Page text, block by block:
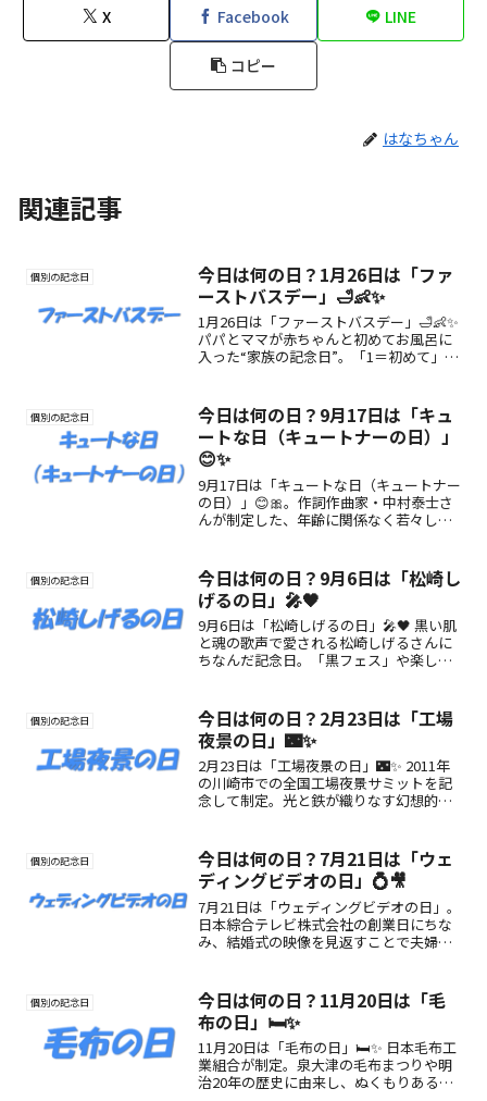
X Facebook LINE
コピー
はなちゃん
関連記事
個別の記念日
今日は何の日？1月26日は「ファ
ーストバスデー」🛁👶✨
1月26日は「ファーストバスデー」🛁👶✨
パパとママが赤ちゃんと初めてお風呂に
入った“家族の記念日”。「1＝初めて」
す。
個別の記念日
今日は何の日？9月17日は「キュ
ートな日（キュートナーの日）」
😊✨
9月17日は「キュートな日（キュートナー
の日）」😊🎀。作詞作曲家・中村泰士さ
んが制定した、年齢に関係なく若々しさ
個別の記念日
今日は何の日？9月6日は「松崎し
げるの日」🎤🖤
9月6日は「松崎しげるの日」🎤🖤 黒い肌
と魂の歌声で愛される松崎しげるさんに
ちなんだ記念日。「黒フェス」や楽しみ
個別の記念日
今日は何の日？2月23日は「工場
夜景の日」🌃✨
2月23日は「工場夜景の日」🌃✨ 2011年
の川崎市での全国工場夜景サミットを記
念して制定。光と鉄が織りなす幻想的な
個別の記念日
今日は何の日？7月21日は「ウェ
ディングビデオの日」💍🎥
7月21日は「ウェディングビデオの日」。
日本綜合テレビ株式会社の創業日にちな
み、結婚式の映像を見返すことで夫婦や
個別の記念日
今日は何の日？11月20日は「毛
布の日」🛏️✨
11月20日は「毛布の日」🛏️✨ 日本毛布工
業組合が制定。泉大津の毛布まつりや明
治20年の歴史に由来し、ぬくもりある暮